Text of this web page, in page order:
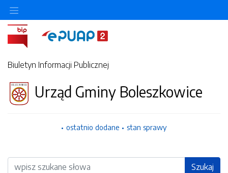
Biuletyn Informacji Publicznej
Urząd Gminy Boleszkowice
ostatnio dodane stan sprawy
Wyszukiwarka Szukaj